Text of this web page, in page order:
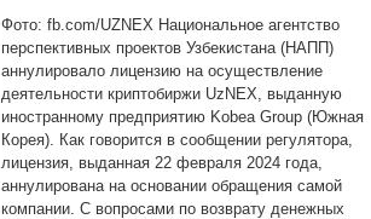
Фото: fb.com/UZNEX Национальное агентство
перспективных проектов Узбекистана (НАПП)
аннулировало лицензию на осуществление
деятельности криптобиржи UzNEX, выданную
иностранному предприятию Kobea Group (Южная
Корея). Как говорится в сообщении регулятора,
лицензия, выданная 22 февраля 2024 года,
аннулирована на основании обращения самой
компании. С вопросами по возврату денежных